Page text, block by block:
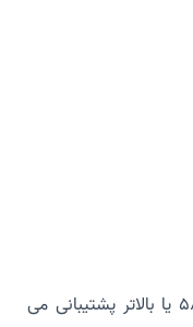
• فقط نسخه سیستم عامل 58.83.0.15 یا بالاتر پشتیبانی می